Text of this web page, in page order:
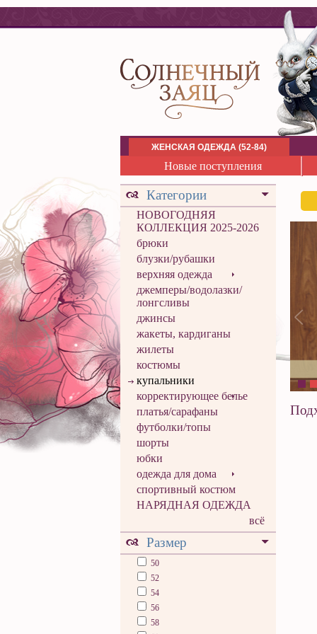
ЖЕНСКАЯ ОДЕЖДА (52-84)
Новые поступления
Категории
НОВОГОДНЯЯ
КОЛЛЕКЦИЯ 2025-2026
брюки
блузки/рубашки
верхняя одежда
джемперы/водолазки/
лонгсливы
джинсы
жакеты, кардиганы
жилеты
костюмы
купальники
корректирующее белье
платья/сарафаны
футболки/топы
шорты
юбки
одежда для дома
спортивный костюм
НАРЯДНАЯ ОДЕЖДА
всё
Размер
50
52
54
56
58